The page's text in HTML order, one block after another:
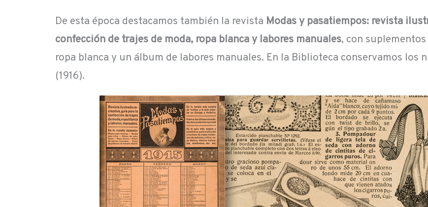
De esta época destacamos también la revista Modas y pasatiempos: revista
confección de trajes de moda, ropa blanca y labores manuales, con
ropa blanca y un álbum de labores manuales. En la Biblioteca conservamos los
(1916).